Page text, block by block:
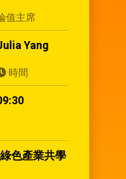
值主席
Yang
時間
色產業共學